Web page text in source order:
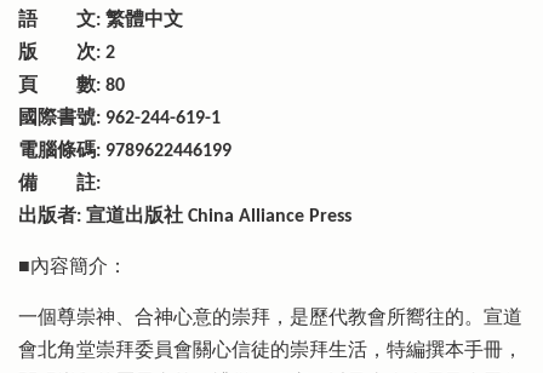
語 文: 繁體中文
版 次: 2
頁 數: 80
國際書號: 962-244-619-1
電腦條碼: 9789622446199
備 註:
出版者: 宣道出版社 China Alliance Press
■內容簡介：
一個尊崇神、合神心意的崇拜，是歷代教會所嚮往的。宣道
會北角堂崇拜委員會關心信徒的崇拜生活，特編撰本手冊，